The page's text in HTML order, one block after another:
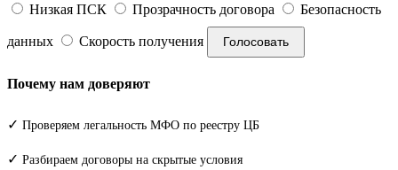
Низкая ПСК Прозрачность договора Безопасность
данных Скорость получения Голосовать
Почему нам доверяют
✓ Проверяем легальность МФО по реестру ЦБ
✓ Разбираем договоры на скрытые условия